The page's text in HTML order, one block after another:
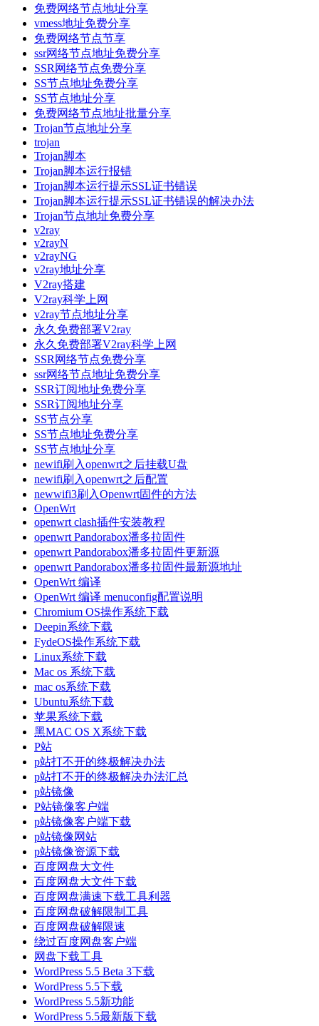
免费网络节点地址分享
vmess地址免费分享
免费网络节点节享
ssr网络节点地址免费分享
SSR网络节点免费分享
SS节点地址免费分享
SS节点地址分享
免费网络节点地址批量分享
Trojan节点地址分享
trojan
Trojan脚本
Trojan脚本运行报错
Trojan脚本运行提示SSL证书错误
Trojan脚本运行提示SSL证书错误的解决办法
Trojan节点地址免费分享
v2ray
v2rayN
v2rayNG
v2ray地址分享
V2ray搭建
V2ray科学上网
v2ray节点地址分享
永久免费部署V2ray
永久免费部署V2ray科学上网
SSR网络节点免费分享
ssr网络节点地址免费分享
SSR订阅地址免费分享
SSR订阅地址分享
SS节点分享
SS节点地址免费分享
SS节点地址分享
newifi刷入openwrt之后挂载U盘
newifi刷入openwrt之后配置
newwifi3刷入Openwrt固件的方法
OpenWrt
openwrt clash插件安装教程
openwrt Pandorabox潘多拉固件
openwrt Pandorabox潘多拉固件更新源
openwrt Pandorabox潘多拉固件最新源地址
OpenWrt 编译
OpenWrt 编译 menuconfig配置说明
Chromium OS操作系统下载
Deepin系统下载
FydeOS操作系统下载
Linux系统下载
Mac os 系统下载
mac os系统下载
Ubuntu系统下载
苹果系统下载
黑MAC OS X系统下载
P站
p站打不开的终极解决办法
p站打不开的终极解决办法汇总
p站镜像
P站镜像客户端
p站镜像客户端下载
p站镜像网站
p站镜像资源下载
百度网盘大文件
百度网盘大文件下载
百度网盘满速下载工具利器
百度网盘破解限制工具
百度网盘破解限速
绕过百度网盘客户端
网盘下载工具
WordPress 5.5 Beta 3下载
WordPress 5.5下载
WordPress 5.5新功能
WordPress 5.5最新版下载